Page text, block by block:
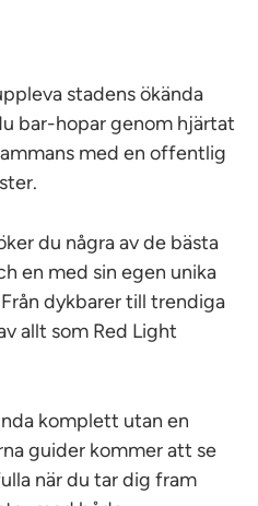
stadens ökända
bar-hopar genom hjärtat
med en offentlig
du några av de bästa
en med sin egen unika
dykbarer till trendiga
allt som Red Light
komplett utan en
guider kommer att se
när du tar dig fram